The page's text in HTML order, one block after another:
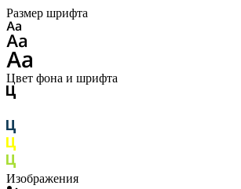
Размер шрифта
Цвет фона и шрифта
Изображения